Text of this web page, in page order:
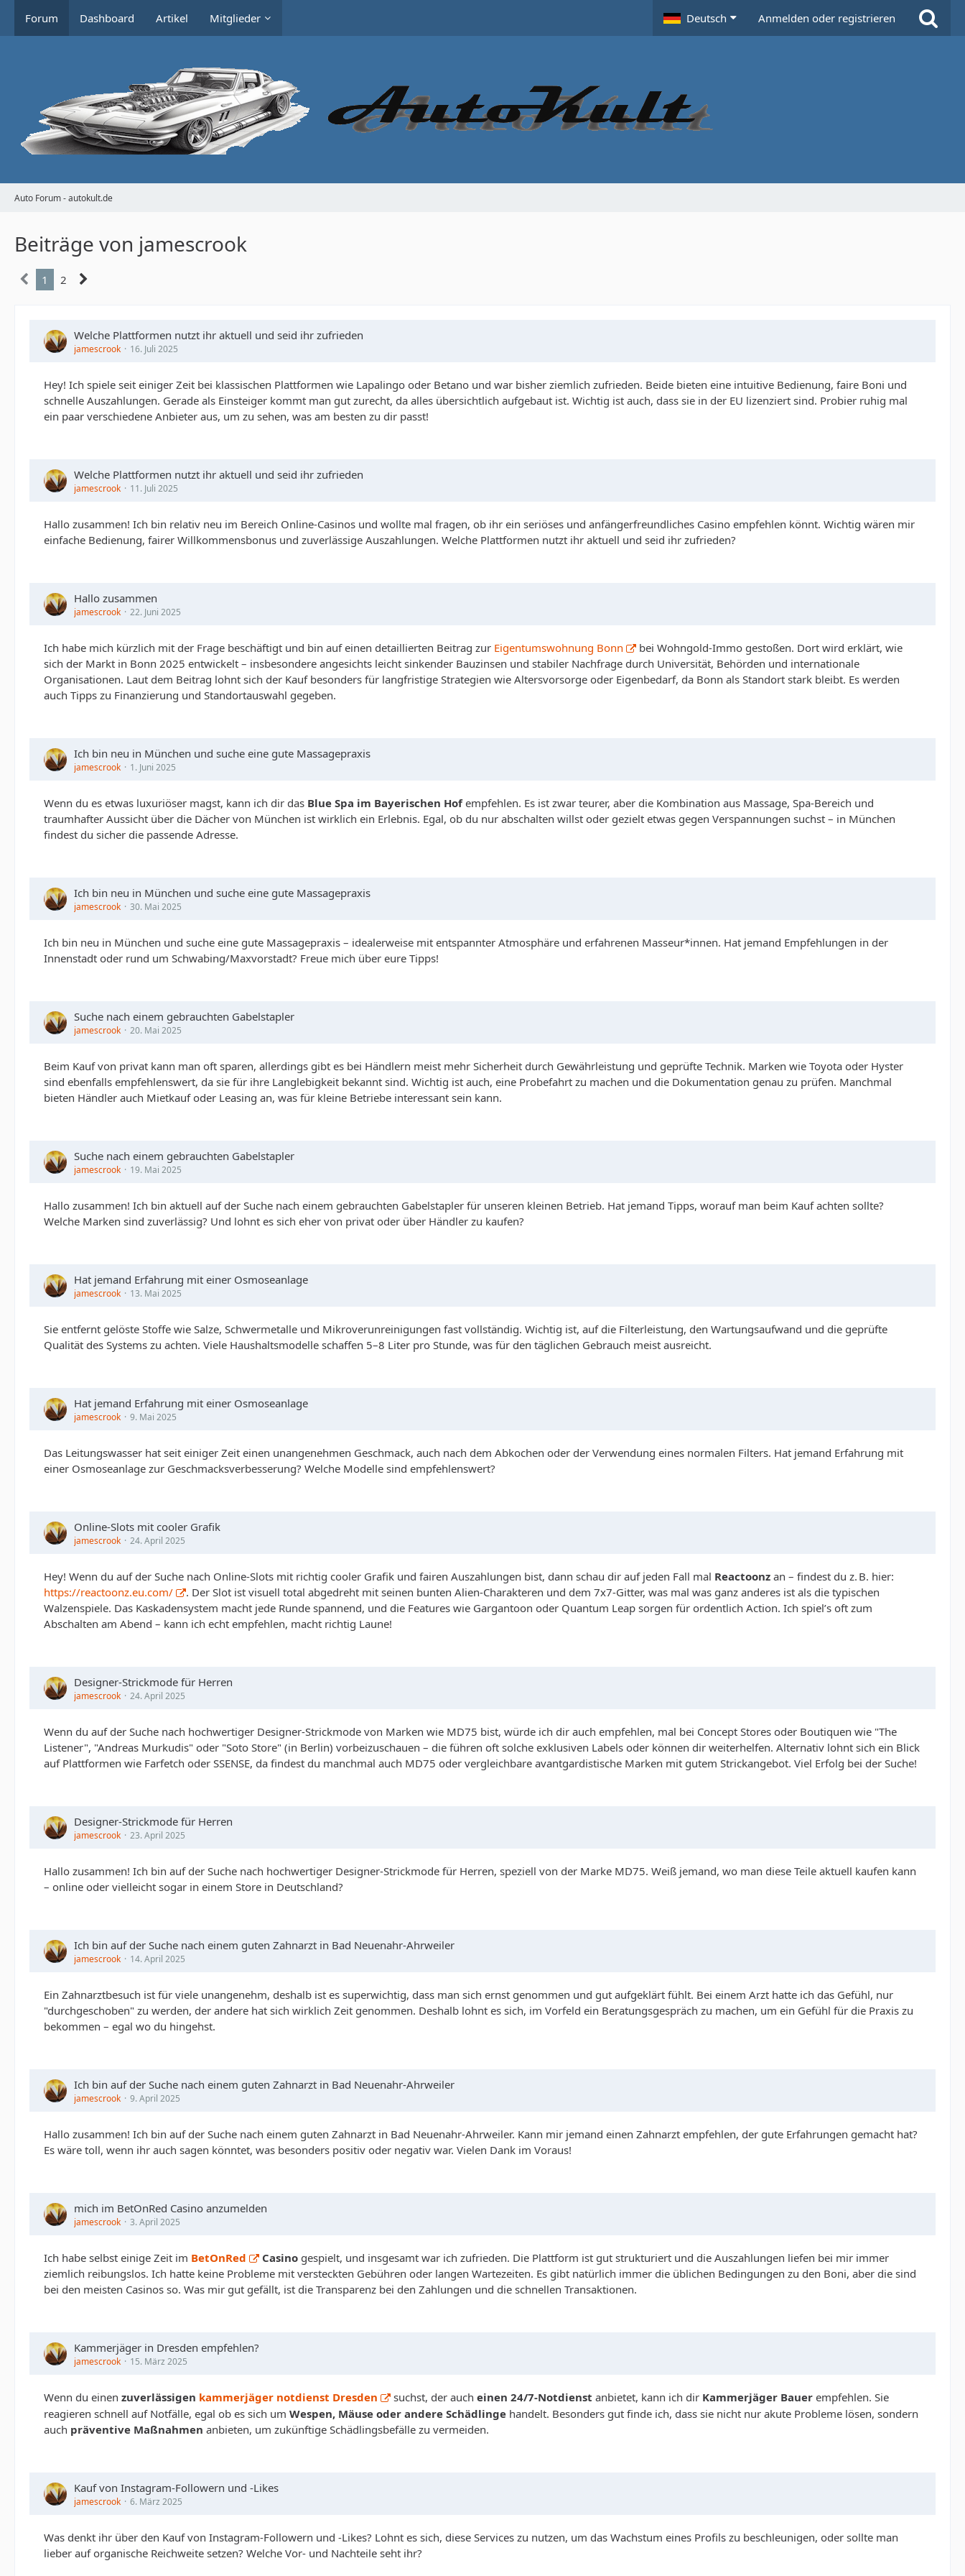
Forum Dashboard Artikel Mitglieder Deutsch Anmelden oder registrieren
Auto Forum - autokult.de
Beiträge von jamescrook
1 2
Welche Plattformen nutzt ihr aktuell und seid ihr zufrieden
jamescrook 16. Juli 2025
Hey! Ich spiele seit einiger Zeit bei klassischen Plattformen wie Lapalingo oder Betano und war bisher ziemlich zufrieden. Beide bieten eine intuitive Bedienung, faire Boni und
schnelle Auszahlungen. Gerade als Einsteiger kommt man gut zurecht, da alles übersichtlich aufgebaut ist. Wichtig ist auch, dass sie in der EU lizenziert sind. Probier ruhig mal
ein paar verschiedene Anbieter aus, um zu sehen, was am besten zu dir passt!
Welche Plattformen nutzt ihr aktuell und seid ihr zufrieden
jamescrook 11. Juli 2025
Hallo zusammen! Ich bin relativ neu im Bereich Online-Casinos und wollte mal fragen, ob ihr ein seriöses und anfängerfreundliches Casino empfehlen könnt. Wichtig wären mir
einfache Bedienung, fairer Willkommensbonus und zuverlässige Auszahlungen. Welche Plattformen nutzt ihr aktuell und seid ihr zufrieden?
Hallo zusammen
jamescrook 22. Juni 2025
Ich habe mich kürzlich mit der Frage beschäftigt und bin auf einen detaillierten Beitrag zur Eigentumswohnung Bonn
bei Wohngold-Immo gestoßen. Dort wird erklärt, wie
sich der Markt in Bonn 2025 entwickelt – insbesondere angesichts leicht sinkender Bauzinsen und stabiler Nachfrage durch Universität, Behörden und internationale
Organisationen. Laut dem Beitrag lohnt sich der Kauf besonders für langfristige Strategien wie Altersvorsorge oder Eigenbedarf, da Bonn als Standort stark bleibt. Es werden
auch Tipps zu Finanzierung und Standortauswahl gegeben.
Ich bin neu in München und suche eine gute Massagepraxis
jamescrook 1. Juni 2025
Wenn du es etwas luxuriöser magst, kann ich dir das Blue Spa im Bayerischen Hofempfehlen. Es ist zwar teurer, aber die Kombination aus Massage, Spa-Bereich und
traumhafter Aussicht über die Dächer von München ist wirklich ein Erlebnis. Egal, ob du nur abschalten willst oder gezielt etwas gegen Verspannungen suchst – in München
findest du sicher die passende Adresse.
Ich bin neu in München und suche eine gute Massagepraxis
jamescrook 30. Mai 2025
Ich bin neu in München und suche eine gute Massagepraxis – idealerweise mit entspannter Atmosphäre und erfahrenen Masseur*innen. Hat jemand Empfehlungen in der
Innenstadt oder rund um Schwabing/Maxvorstadt? Freue mich über eure Tipps!
Suche nach einem gebrauchten Gabelstapler
jamescrook 20. Mai 2025
Beim Kauf von privat kann man oft sparen, allerdings gibt es bei Händlern meist mehr Sicherheit durch Gewährleistung und geprüfte Technik. Marken wie Toyota oder Hyster
sind ebenfalls empfehlenswert, da sie für ihre Langlebigkeit bekannt sind. Wichtig ist auch, eine Probefahrt zu machen und die Dokumentation genau zu prüfen. Manchmal
bieten Händler auch Mietkauf oder Leasing an, was für kleine Betriebe interessant sein kann.
Suche nach einem gebrauchten Gabelstapler
jamescrook 19. Mai 2025
Hallo zusammen! Ich bin aktuell auf der Suche nach einem gebrauchten Gabelstapler für unseren kleinen Betrieb. Hat jemand Tipps, worauf man beim Kauf achten sollte?
Welche Marken sind zuverlässig? Und lohnt es sich eher von privat oder über Händler zu kaufen?
Hat jemand Erfahrung mit einer Osmoseanlage
jamescrook 13. Mai 2025
Sie entfernt gelöste Stoffe wie Salze, Schwermetalle und Mikroverunreinigungen fast vollständig. Wichtig ist, auf die Filterleistung, den Wartungsaufwand und die geprüfte
Qualität des Systems zu achten. Viele Haushaltsmodelle schaffen 5–8 Liter pro Stunde, was für den täglichen Gebrauch meist ausreicht.
Hat jemand Erfahrung mit einer Osmoseanlage
jamescrook 9. Mai 2025
Das Leitungswasser hat seit einiger Zeit einen unangenehmen Geschmack, auch nach dem Abkochen oder der Verwendung eines normalen Filters. Hat jemand Erfahrung mit
einer Osmoseanlage zur Geschmacksverbesserung? Welche Modelle sind empfehlenswert?
Online-Slots mit cooler Grafik
jamescrook 24. April 2025
Hey! Wenn du auf der Suche nach Online-Slots mit richtig cooler Grafik und fairen Auszahlungen bist, dann schau dir auf jeden Fall mal Reactoonz an – findest du z. B. hier:
https://reactoonz.eu.com/
. Der Slot ist visuell total abgedreht mit seinen bunten Alien-Charakteren und dem 7x7-Gitter, was mal was ganz anderes ist als die typischen
Walzenspiele. Das Kaskadensystem macht jede Runde spannend, und die Features wie Gargantoon oder Quantum Leap sorgen für ordentlich Action. Ich spiel’s oft zum
Abschalten am Abend – kann ich echt empfehlen, macht richtig Laune!
Designer-Strickmode für Herren
jamescrook 24. April 2025
Wenn du auf der Suche nach hochwertiger Designer-Strickmode von Marken wie MD75 bist, würde ich dir auch empfehlen, mal bei Concept Stores oder Boutiquen wie "The
Listener", "Andreas Murkudis" oder "Soto Store" (in Berlin) vorbeizuschauen – die führen oft solche exklusiven Labels oder können dir weiterhelfen. Alternativ lohnt sich ein Blick
auf Plattformen wie Farfetch oder SSENSE, da findest du manchmal auch MD75 oder vergleichbare avantgardistische Marken mit gutem Strickangebot. Viel Erfolg bei der Suche!
Designer-Strickmode für Herren
jamescrook 23. April 2025
Hallo zusammen! Ich bin auf der Suche nach hochwertiger Designer-Strickmode für Herren, speziell von der Marke MD75. Weiß jemand, wo man diese Teile aktuell kaufen kann
– online oder vielleicht sogar in einem Store in Deutschland?
Ich bin auf der Suche nach einem guten Zahnarzt in Bad Neuenahr-Ahrweiler
jamescrook 14. April 2025
Ein Zahnarztbesuch ist für viele unangenehm, deshalb ist es superwichtig, dass man sich ernst genommen und gut aufgeklärt fühlt. Bei einem Arzt hatte ich das Gefühl, nur
"durchgeschoben" zu werden, der andere hat sich wirklich Zeit genommen. Deshalb lohnt es sich, im Vorfeld ein Beratungsgespräch zu machen, um ein Gefühl für die Praxis zu
bekommen – egal wo du hingehst.
Ich bin auf der Suche nach einem guten Zahnarzt in Bad Neuenahr-Ahrweiler
jamescrook 9. April 2025
Hallo zusammen! Ich bin auf der Suche nach einem guten Zahnarzt in Bad Neuenahr-Ahrweiler. Kann mir jemand einen Zahnarzt empfehlen, der gute Erfahrungen gemacht hat?
Es wäre toll, wenn ihr auch sagen könntet, was besonders positiv oder negativ war. Vielen Dank im Voraus!
mich im BetOnRed Casino anzumelden
jamescrook 3. April 2025
Ich habe selbst einige Zeit im BetOnRed Casino gespielt, und insgesamt war ich zufrieden. Die Plattform ist gut strukturiert und die Auszahlungen liefen bei mir immer
ziemlich reibungslos. Ich hatte keine Probleme mit versteckten Gebühren oder langen Wartezeiten. Es gibt natürlich immer die üblichen Bedingungen zu den Boni, aber die sind
bei den meisten Casinos so. Was mir gut gefällt, ist die Transparenz bei den Zahlungen und die schnellen Transaktionen.
Kammerjäger in Dresden empfehlen?
jamescrook 15. März 2025
Wenn du einen zuverlässigen kammerjäger notdienst Dresden suchst, der auch einen 24/7-Notdienst anbietet, kann ich dir Kammerjäger Bauer empfehlen. Sie
reagieren schnell auf Notfälle, egal ob es sich um Wespen, Mäuse oder andere Schädlinge handelt. Besonders gut finde ich, dass sie nicht nur akute Probleme lösen, sondern
auch präventive Maßnahmen anbieten, um zukünftige Schädlingsbefälle zu vermeiden.
Kauf von Instagram-Followern und -Likes
jamescrook 6. März 2025
Was denkt ihr über den Kauf von Instagram-Followern und -Likes? Lohnt es sich, diese Services zu nutzen, um das Wachstum eines Profils zu beschleunigen, oder sollte man
lieber auf organische Reichweite setzen? Welche Vor- und Nachteile seht ihr?